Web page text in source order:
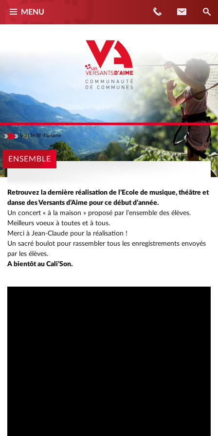
Téléphone Contact
MENU
ACTUALITÉS
Voir
Masquer
le fil d'ariane
ENSEMBLE
Retrouvez la dernière réalisation de l’Ecole de musique, théâtre et
danse des Versants d’Aime pour ce début d’année.
Un concert « à la maison » proposé par l’ensemble des élèves.
Meilleurs voeux à toutes et à tous.
Merci à Jean-Claude pour la réalisation !
Un sacré boulot pour rassembler tous les enregistrements envoyés
par les élèves.
A bientôt au Cali’Son.